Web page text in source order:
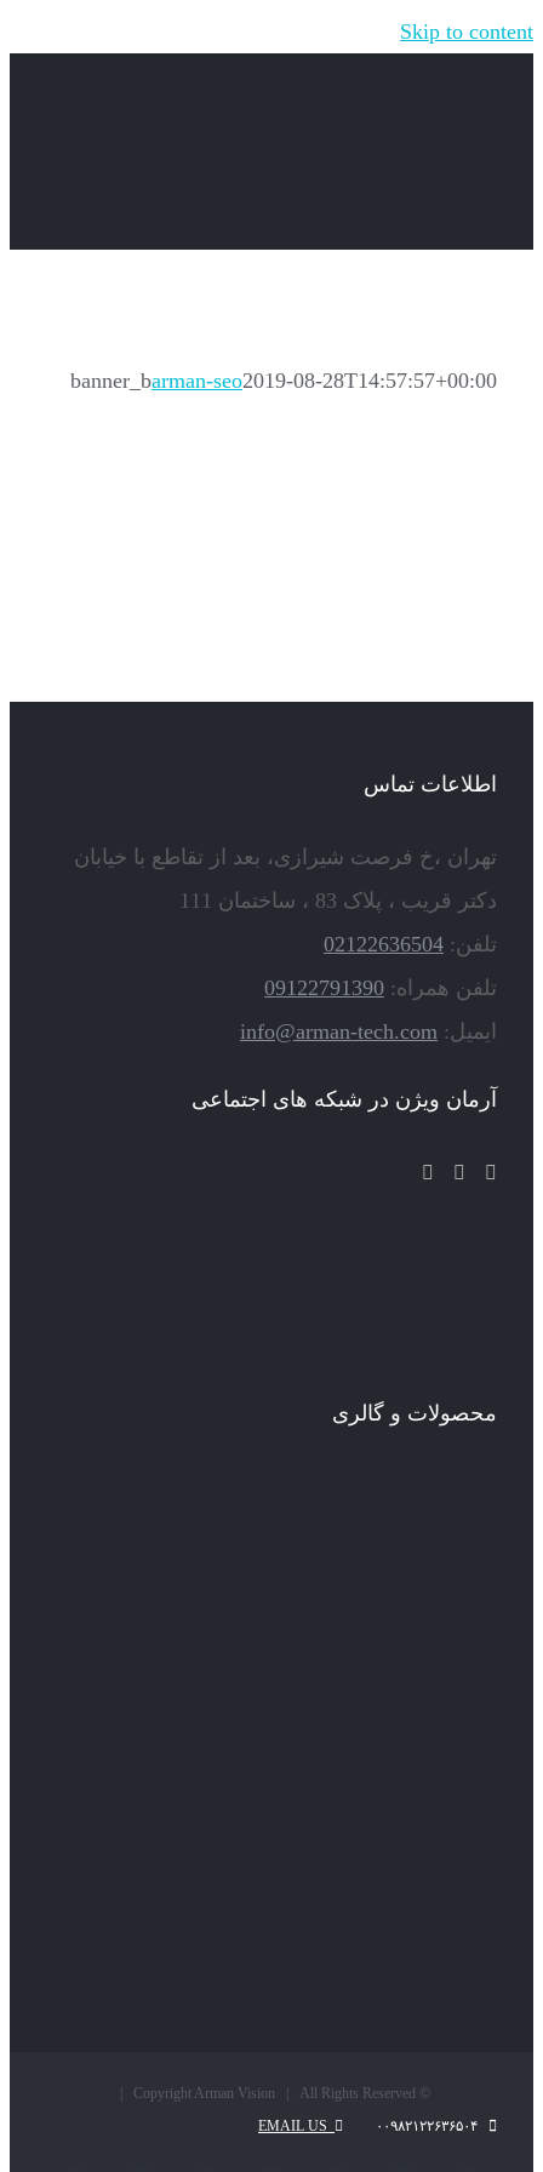
Skip to content
banner_barman-seo2019-08-28T14:57:57+00:00
اطلاعات تماس
تهران ،خ فرصت شیرازی، بعد از تقاطع با خیابان
دکتر قریب ، پلاک 83 ، ساختمان 111
تلفن: 02122636504
تلفن همراه: 09122791390
ایمیل: info@arman-tech.com
آرمان ویژن در شبکه های اجتماعی
محصولات و گالری
© Copyright Arman Vision | All Rights Reserved |